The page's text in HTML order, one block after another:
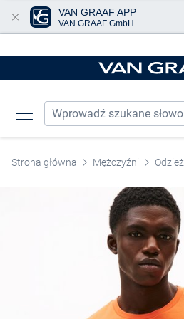
Strona główna Mężczyźni Odzież
VAN GRAAF APP
VAN GRAAF GmbH